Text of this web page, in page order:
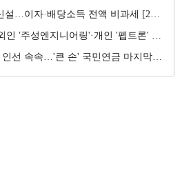
자·배당소득 전액 비과세 [2026 세제개편안]
'·개인 '펩트론' 1위 [주간 코스닥 순매수- 2026년 7월27일~7월31일]
선 속속…'큰 손' 국민연금 마지막 타자